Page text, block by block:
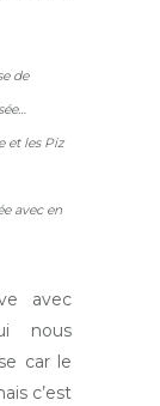
de
et les Piz
avec en
avec
nous
car le
c’est